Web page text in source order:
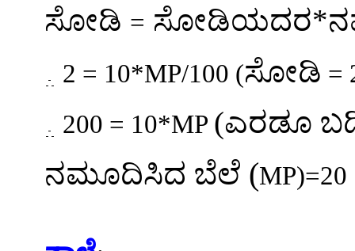
ಸೋಡಿ =
2 = 10*MP/100 (ಸೋಡಿ =
200 = 10*MP (ಎರಡೂ
ನಮೂದಿಸಿದ ಬೆಲೆ (MP)=20